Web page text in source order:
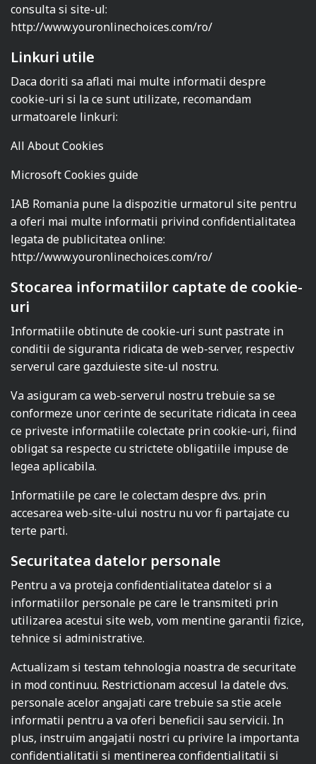
consulta si site-ul:
http://www.youronlinechoices.com/ro/
Linkuri utile
Daca doriti sa aflati mai multe informatii despre
cookie-uri si la ce sunt utilizate, recomandam
urmatoarele linkuri:
All About Cookies
Microsoft Cookies guide
IAB Romania pune la dispozitie urmatorul site pentru
a oferi mai multe informatii privind confidentialitatea
legata de publicitatea online:
http://www.youronlinechoices.com/ro/
Stocarea informatiilor captate de cookie-
uri
Informatiile obtinute de cookie-uri sunt pastrate in
conditii de siguranta ridicata de web-server, respectiv
serverul care gazduieste site-ul nostru.
Va asiguram ca web-serverul nostru trebuie sa se
conformeze unor cerinte de securitate ridicata in ceea
ce priveste informatiile colectate prin cookie-uri, fiind
obligat sa respecte cu strictete obligatiile impuse de
legea aplicabila.
Informatiile pe care le colectam despre dvs. prin
accesarea web-site-ului nostru nu vor fi partajate cu
terte parti.
Securitatea datelor personale
Pentru a va proteja confidentialitatea datelor si a
informatiilor personale pe care le transmiteti prin
utilizarea acestui site web, vom mentine garantii fizice,
tehnice si administrative.
Actualizam si testam tehnologia noastra de securitate
in mod continuu. Restrictionam accesul la datele dvs.
personale acelor angajati care trebuie sa stie acele
informatii pentru a va oferi beneficii sau servicii. In
plus, instruim angajatii nostri cu privire la importanta
confidentialitatii si mentinerea confidentialitatii si